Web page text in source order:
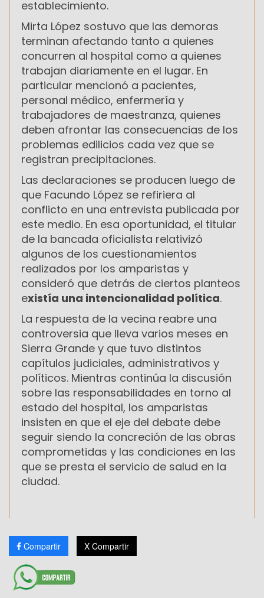
establecimiento.
Mirta López sostuvo que las demoras
terminan afectando tanto a quienes
concurren al hospital como a quienes
trabajan diariamente en el lugar. En
particular mencionó a pacientes,
personal médico, enfermería y
trabajadores de maestranza, quienes
deben afrontar las consecuencias de los
problemas edilicios cada vez que se
registran precipitaciones.
Las declaraciones se producen luego de
que Facundo López se refiriera al
conflicto en una entrevista publicada por
este medio. En esa oportunidad, el titular
de la bancada oficialista relativizó
algunos de los cuestionamientos
realizados por los amparistas y
consideró que detrás de ciertos planteos
existía una intencionalidad política.
La respuesta de la vecina reabre una
controversia que lleva varios meses en
Sierra Grande y que tuvo distintos
capítulos judiciales, administrativos y
políticos. Mientras continúa la discusión
sobre las responsabilidades en torno al
estado del hospital, los amparistas
insisten en que el eje del debate debe
seguir siendo la concreción de las obras
comprometidas y las condiciones en las
que se presta el servicio de salud en la
ciudad.
Compartir X Compartir